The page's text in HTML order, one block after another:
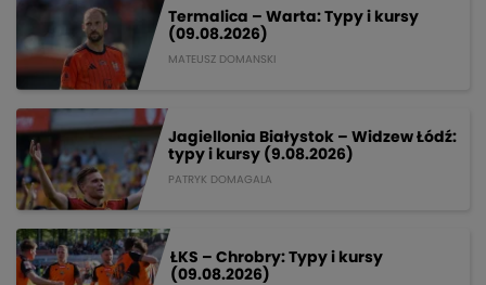
Termalica – Warta: Typy i kursy
(09.08.2026)
MATEUSZ DOMANSKI
Jagiellonia Białystok – Widzew Łódź:
typy i kursy (9.08.2026)
PATRYK DOMAGALA
ŁKS – Chrobry: Typy i kursy
(09.08.2026)